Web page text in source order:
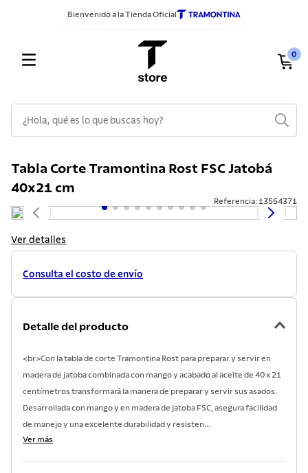
Bienvenido a la Tienda Oficial
0
Tabla Corte Tramontina Rost FSC Jatobá
40x21 cm
Referencia: 13554371
Ver detalles
Consulta el costo de envío
Detalle del producto
<br>Con la tabla de corte Tramontina Rost para preparar y servir en
madera de jatoba combinada con mango y acabado al aceite de 40 x 21
centímetros transformará la manera de preparar y servir sus asados.
Desarrollada con mango y en madera de jatoba FSC, asegura facilidad
de manejo y una excelente durabilidad y resisten...
Ver más
1.
sarten
2.
ollas
cuchillos
4.
cubiertos
5
juego ollas
9.
cuchillo
10. grano